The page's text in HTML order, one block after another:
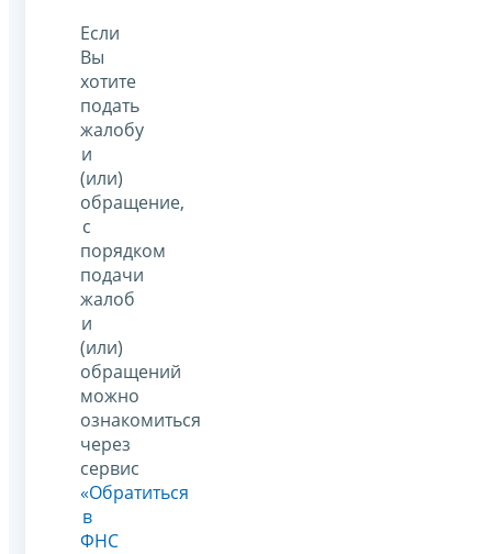
Если
Вы
хотите
подать
жалобу
и
(или)
обращение,
с
порядком
подачи
жалоб
и
(или)
обращений
можно
ознакомиться
через
сервис
«Обратиться
в
ФНС